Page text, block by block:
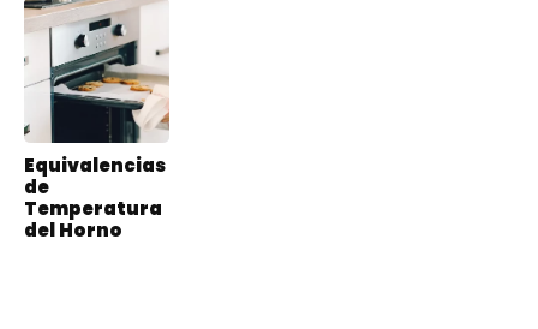
Equivalencias
de
Temperatura
del Horno